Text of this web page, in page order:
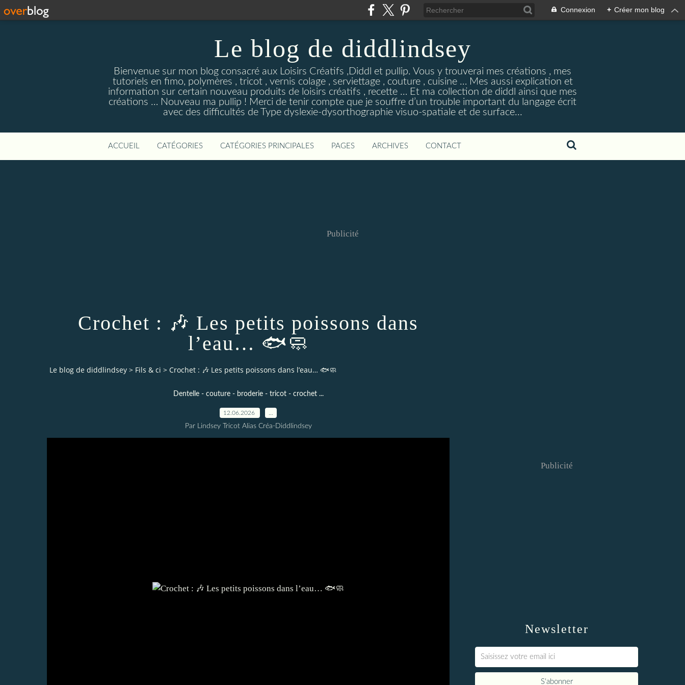
Connexion + Créer mon blog
Le blog de diddlindsey
Bienvenue sur mon blog consacré aux Loisirs Créatifs ,Diddl et pullip. Vous y trouverai mes créations , mes
tutoriels en fimo, polymères , tricot , vernis colage , serviettage , couture , cuisine … Mes aussi explication et
information sur certain nouveau produits de loisirs créatifs , recette … Et ma collection de diddl ainsi que mes
créations … Nouveau ma pullip ! Merci de tenir compte que je souffre d’un trouble important du langage écrit
avec des difficultés de Type dyslexie-dysorthographie visuo-spatiale et de surface...
ACCUEIL CATÉGORIES CATÉGORIES PRINCIPALES PAGES ARCHIVES CONTACT
Publicité
Crochet : 🎶 Les petits poissons dans
l’eau… 🐟🧼
Le blog de diddlindsey > Fils & ci > Crochet : 🎶 Les petits poissons dans l’eau… 🐟🧼
Dentelle - couture - broderie - tricot - crochet ...
12.06.2026
Par Lindsey Tricot Alias Créa-Diddlindsey
Newsletter
Publicité